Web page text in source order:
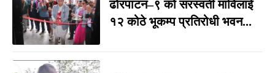
ढोरपाटन–९ को सरस्वती माविलाई
१२ कोठे भूकम्प प्रतिरोधी भवन...